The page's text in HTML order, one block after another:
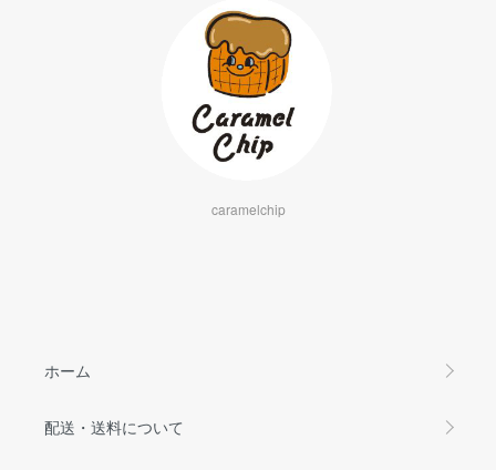
caramelchip
ホーム
配送・送料について